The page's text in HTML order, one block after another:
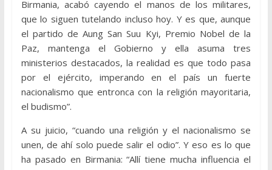
Birmania, acabó cayendo el manos de los militares,
que lo siguen tutelando incluso hoy. Y es que, aunque
el partido de Aung San Suu Kyi, Premio Nobel de la
Paz, mantenga el Gobierno y ella asuma tres
ministerios destacados, la realidad es que todo pasa
por el ejército, imperando en el país un fuerte
nacionalismo que entronca con la religión mayoritaria,
el budismo”.
A su juicio, “cuando una religión y el nacionalismo se
unen, de ahí solo puede salir el odio”. Y eso es lo que
ha pasado en Birmania: “Allí tiene mucha influencia el